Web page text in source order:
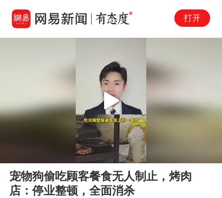
打开
Play
宠物狗偷吃顾客餐食无人制止，烤肉
店：停业整顿，全面消杀